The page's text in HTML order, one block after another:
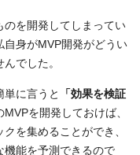
を開発してしまってい
自身がMVP開発がどうい
でした。
単に言うと
「効果を検証
を開発しておけば、
を集めることができ、
機能を予測できるので